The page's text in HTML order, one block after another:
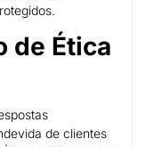
de Ética
de clientes